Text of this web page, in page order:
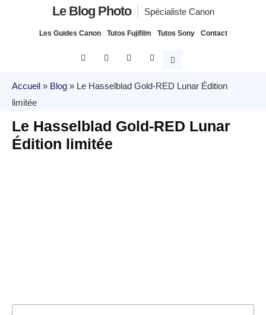
Le Blog Photo Spécialiste Canon
Les Guides Canon Tutos Fujifilm Tutos Sony Contact
Accueil » Blog » Le Hasselblad Gold-RED Lunar Édition
limitée
Le Hasselblad Gold-RED Lunar
Édition limitée